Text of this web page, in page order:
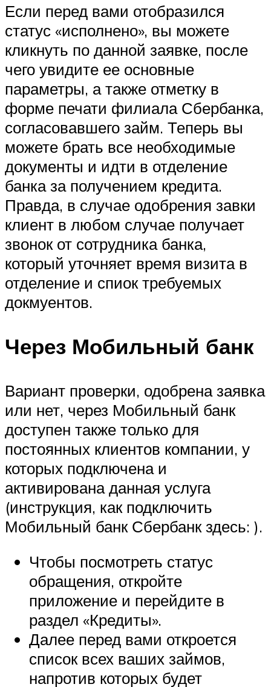
Если перед вами отобразился
статус «исполнено», вы можете
кликнуть по данной заявке, после
чего увидите ее основные
параметры, а также отметку в
форме печати филиала Сбербанка,
согласовавшего займ. Теперь вы
можете брать все необходимые
документы и идти в отделение
банка за получением кредита.
Правда, в случае одобрения завки
клиент в любом случае получает
звонок от сотрудника банка,
который уточняет время визита в
отделение и спиок требуемых
докмуентов.
Через Мобильный банк
Вариант проверки, одобрена заявка
или нет, через Мобильный банк
доступен также только для
постоянных клиентов компании, у
которых подключена и
активирована данная услуга
(инструкция, как подключить
Мобильный банк Сбербанк здесь: ).
Чтобы посмотреть статус
обращения, откройте
приложение и перейдите в
раздел «Кредиты».
Далее перед вами откроется
список всех ваших займов,
напротив которых будет